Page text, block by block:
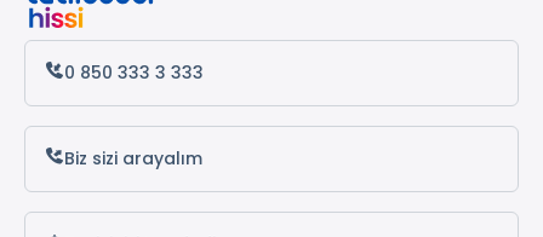
0 850 333 3 333
Biz sizi arayalım